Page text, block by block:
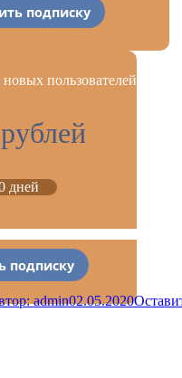
подписку
пользователей
дней
подписку
admin02.05.2020